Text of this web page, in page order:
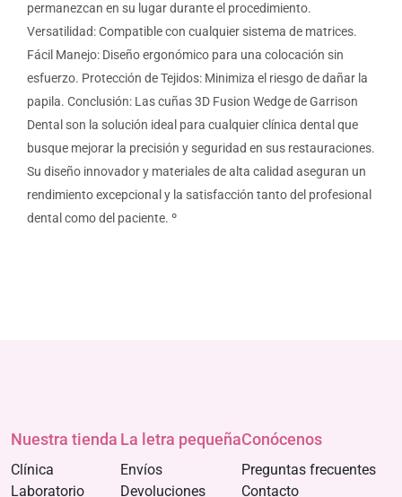
permanezcan en su lugar durante el procedimiento.
Versatilidad: Compatible con cualquier sistema de matrices.
Fácil Manejo: Diseño ergonómico para una colocación sin
esfuerzo. Protección de Tejidos: Minimiza el riesgo de dañar la
papila. Conclusión: Las cuñas 3D Fusion Wedge de Garrison
Dental son la solución ideal para cualquier clínica dental que
busque mejorar la precisión y seguridad en sus restauraciones.
Su diseño innovador y materiales de alta calidad aseguran un
rendimiento excepcional y la satisfacción tanto del profesional
dental como del paciente. º
Nuestra tienda
Clínica
Laboratorio
La letra pequeña
Envíos
Devoluciones
Conócenos
Preguntas frecuentes
Contacto